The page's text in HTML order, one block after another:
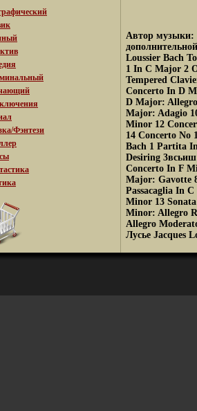
Фэнтези
Автор музыки:
Loussier Bach
1 In C Major 2
Tempered
Concerto In D
D Major:
Major: Adagio
Minor 12
14 Concerto No
Bach 1 Partita
Desiring
Concerto In F
Major: Gavotte
Passacaglia In
Minor 13
Minor: Allegro
Allegro
Лусье Jacques